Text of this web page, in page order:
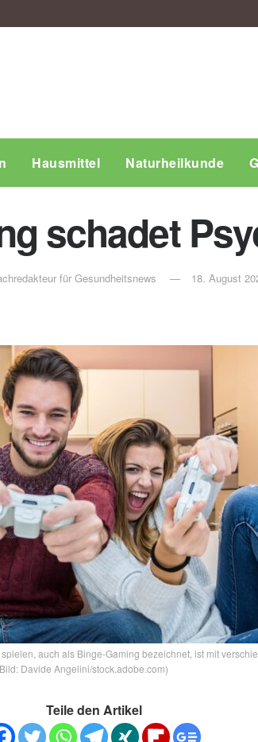
Hausmittel Naturheilkunde
schadet
für Gesundheitsnews
18. August
auch als Binge-Gaming bezeichnet, ist mit
Davide Angelini/stock.adobe.com)
Teile den Artikel